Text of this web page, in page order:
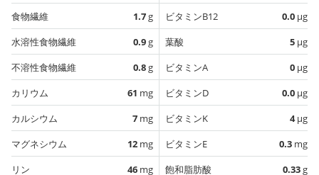
食物繊維
1.7g
水溶性食物繊維
0.9g
不溶性食物繊維
0.8g
カリウム
61 mg
カルシウム
7 mg
マグネシウム
12 mg
リン
46 mg
ビタミンB12
0.0 µg
葉酸
5 µg
ビタミンA
0 µg
ビタミンD
0.0 µg
ビタミンK
4µg
ビタミンE
0.3 mg
飽和脂肪酸
0.33g